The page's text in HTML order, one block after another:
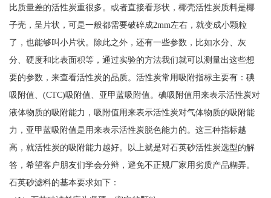
比质量差的活性炭重很多。或者直接看形状，椰壳活性炭质料是椰
子壳，呈片状，可是一般都需要破碎成2mm左右，就变成小颗粒
了，也能够叫小片状。除此之外，还有一些参数，比如水分、灰
分、硬度和比表面积等，通过实验的方法我们就可以测量出这些想
要的参数，来查看活性炭的品质。活性炭常用吸附指标主要有：碘
吸附值、(CTC)吸附值、亚甲蓝吸附值。碘吸附值用来表示活性炭对
液体物质的吸附能力，吸附值用来表示活性炭对气体物质的吸附能
力，亚甲蓝吸附值是用来表示活性炭脱色能力的。这三种指标越
高，就活性炭的吸附能力越好。以上就是对石英砂活性炭选型的解
答，希望客户朋友们学会分辩，避免不正规厂家用劣质产品糊弄。
石英砂滤料的基本要求如下：